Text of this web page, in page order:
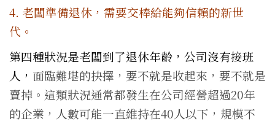
4. 老闆準備退休，需要交棒給能夠信賴的新世
代。
第四種狀況是老闆到了退休年齡，公司沒有接班
人， 面臨難堪的抉擇，要不就是收起來，要不就是
賣掉。這類狀況通常都發生在公司經營超過20年
的企業，人數可能一直維持在40人以下，規模不